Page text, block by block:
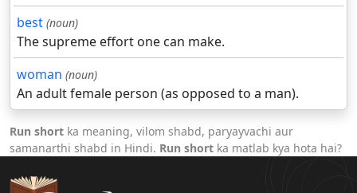
best (noun)
The supreme effort one can make.
woman (noun)
An adult female person (as opposed to a man).
Run short ka meaning, vilom shabd, paryayvachi aur
samanarthi shabd in Hindi. Run short ka matlab kya hota hai?